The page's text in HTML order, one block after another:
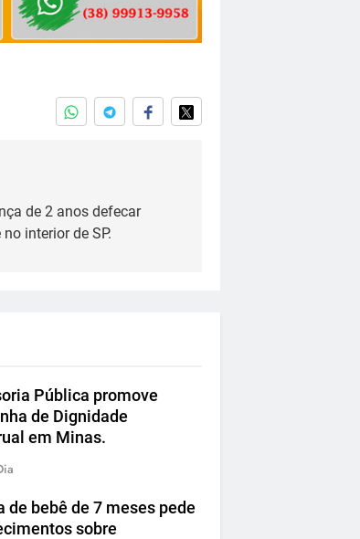
de 2 anos defecar
interior de SP.
Pública promove
de Dignidade
em Minas.
de bebê de 7 meses pede
sobre